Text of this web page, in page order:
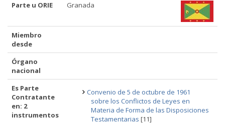
Parte u ORIE Granada
Miembro
desde
Órgano
nacional
Es Parte
Contratante
en: 2
instrumentos
Convenio de 5 de octubre de 1961
sobre los Conflictos de Leyes en
Materia de Forma de las Disposiciones
Testamentarias [11]